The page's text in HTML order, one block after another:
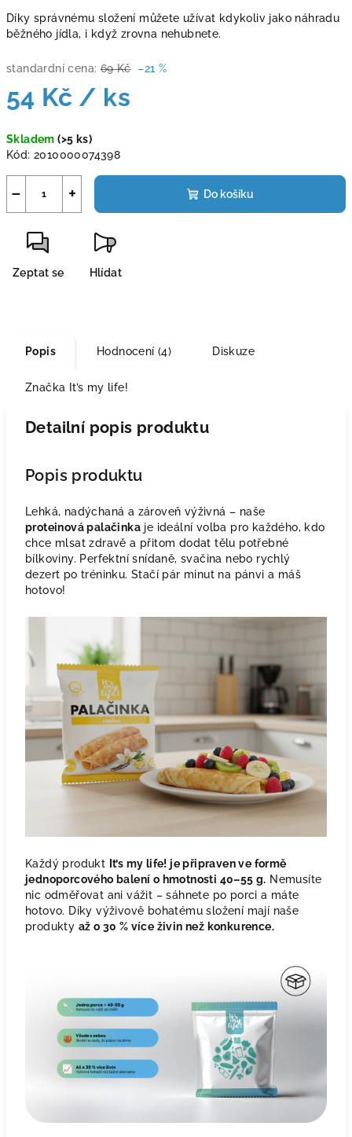
Díky správnému složení můžete užívat kdykoliv jako náhradu
běžného jídla, i když zrovna nehubnete.
standardní cena: 69 Kč –21 %
54 Kč / ks
cena:
Skladem(>5 ks)
Kód: 2010000074398
+
− Do košíku
Zeptat se Hlídat
Popis Hodnocení (4) Diskuze
Značka It’s my life!
Detailní popis produktu
Popis produktu
Lehká, nadýchaná a zároveň výživná – naše
proteinová palačinka je ideální volba pro každého, kdo
chce mlsat zdravě a přitom dodat tělu potřebné
bílkoviny. Perfektní snídaně, svačina nebo rychlý
dezert po tréninku. Stačí pár minut na pánvi a máš
hotovo!
Každý produkt It’s my life! je připraven ve formě
jednoporcového balení o hmotnosti 40–55 g. Nemusíte
nic odměřovat ani vážit – sáhnete po porci a máte
hotovo. Díky výživově bohatému složení mají naše
produkty až o 30 % více živin než konkurence.